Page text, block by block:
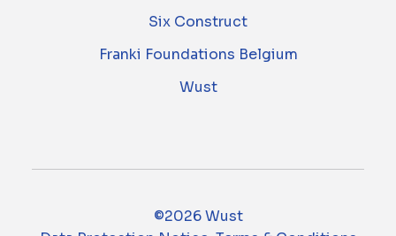
Six Construct
Franki Foundations Belgium
Wust
©2026 Wust